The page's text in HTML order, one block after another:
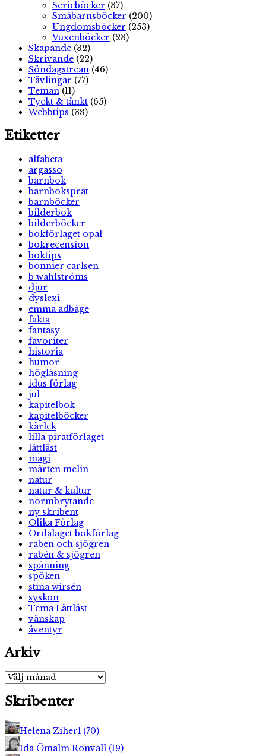
Serieböcker (37)
Småbarnsböcker (200)
Ungdomsböcker (253)
Vuxenböcker (23)
Skapande (32)
Skrivande (22)
Söndagstrean (46)
Tävlingar (77)
Teman (11)
Tyckt & tänkt (65)
Webbtips (38)
Etiketter
alfabeta
argasso
barnbok
barnboksprat
barnböcker
bilderbok
bilderböcker
bokförlaget opal
bokrecension
boktips
bonnier carlsen
b wahlströms
djur
dyslexi
emma adbåge
fakta
fantasy
favoriter
historia
humor
högläsning
idus förlag
jul
kapitelbok
kapitelböcker
kärlek
lilla piratförlaget
lättläst
magi
mårten melin
natur
natur & kultur
normbrytande
ny skribent
Olika Förlag
Ordalaget bokförlag
raben och sjögren
rabén & sjögren
spänning
spöken
stina wirsén
syskon
Tema Lättläst
vänskap
äventyr
Arkiv
Arkiv
Skribenter
Helena Ziherl (70)
Ida Ömalm Ronvall (19)